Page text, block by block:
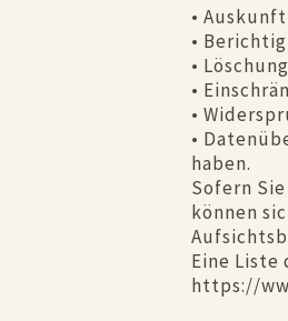
•
•
•
•
•
•
haben.
Sofern
können
Eine
https://